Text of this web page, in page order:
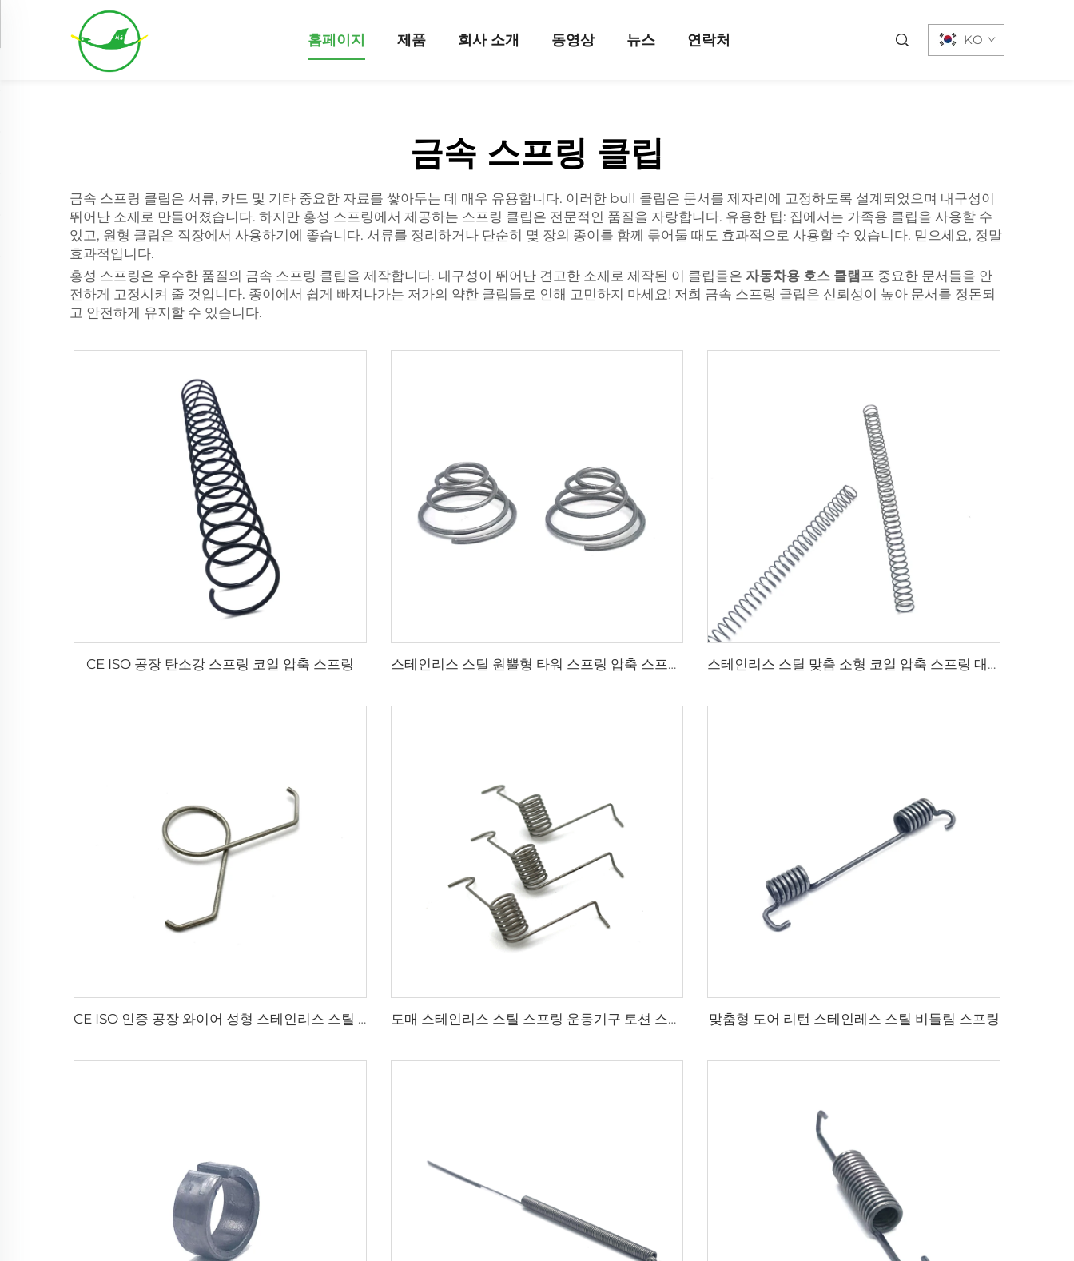
홈페이지 제품 회사 소개 동영상 뉴스 연락처 KO
금속 스프링 클립
금속 스프링 클립은 서류, 카드 및 기타 중요한 자료를 쌓아두는 데 매우 유용합니다. 이러한 bull 클립은 문서를 제자리에 고정하도록 설계되었으며 내구성이
뛰어난 소재로 만들어졌습니다. 하지만 홍성 스프링에서 제공하는 스프링 클립은 전문적인 품질을 자랑합니다. 유용한 팁: 집에서는 가족용 클립을 사용할 수
있고, 원형 클립은 직장에서 사용하기에 좋습니다. 서류를 정리하거나 단순히 몇 장의 종이를 함께 묶어둘 때도 효과적으로 사용할 수 있습니다. 믿으세요, 정말
효과적입니다.
홍성 스프링은 우수한 품질의 금속 스프링 클립을 제작합니다. 내구성이 뛰어난 견고한 소재로 제작된 이 클립들은 자동차용 호스 클램프 중요한 문서들을 안
전하게 고정시켜 줄 것입니다. 종이에서 쉽게 빠져나가는 저가의 약한 클립들로 인해 고민하지 마세요! 저희 금속 스프링 클립은 신뢰성이 높아 문서를 정돈되
고 안전하게 유지할 수 있습니다.
CE ISO 공장 탄소강 스프링 코일 압축 스프링 스테인리스 스틸 원뿔형 타워 스프링 압축 스프링 대량 판매 스테인리스 스틸 맞춤 소형 코일 압축 스프링 대량 판매
CE ISO 인증 공장 와이어 성형 스테인리스 스틸 더블 토션 스프링 클립 도매 스테인리스 스틸 스프링 운동기구 토션 스프링 맞춤형 도어 리턴 스테인레스 스틸 비틀림 스프링